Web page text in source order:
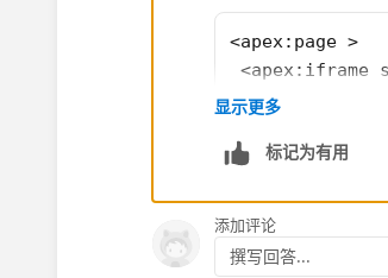
<apex:page >
<apex:iframe
</apex:page>
Reference:
Kindly mark it as
Warm Regards,
Shirisha Pathuri
显示更多
标记为有用
添加评论
撰写回答...